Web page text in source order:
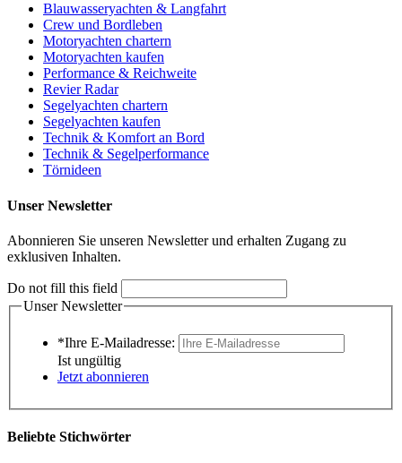
Blauwasseryachten & Langfahrt
Crew und Bordleben
Motoryachten chartern
Motoryachten kaufen
Performance & Reichweite
Revier Radar
Segelyachten chartern
Segelyachten kaufen
Technik & Komfort an Bord
Technik & Segelperformance
Törnideen
Unser Newsletter
Abonnieren Sie unseren Newsletter und erhalten Zugang zu
exklusiven Inhalten.
Do not fill this field
Unser Newsletter
*Ihre E-Mailadresse:
Ist ungültig
Jetzt abonnieren
Beliebte Stichwörter